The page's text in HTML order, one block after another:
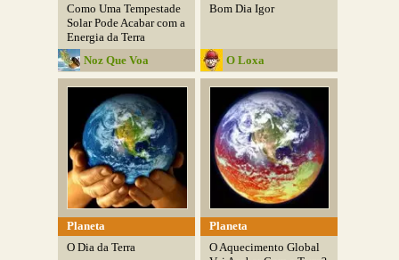
Como Uma Tempestade
Solar Pode Acabar com a
Energia da Terra
Noz Que Voa
Bom Dia Igor
O Loxa
Planeta
O Dia da Terra
Planeta
O Aquecimento Global